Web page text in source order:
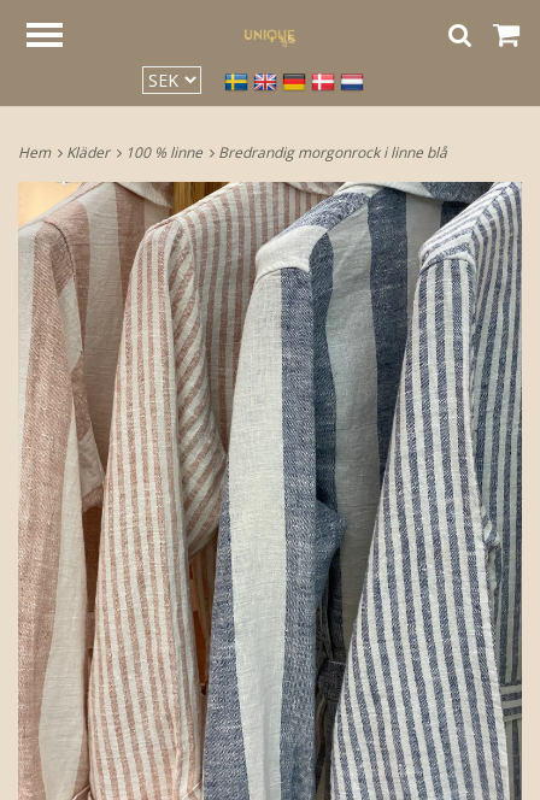
Hem Kläder 100 % linne Bredrandig morgonrock i linne blå